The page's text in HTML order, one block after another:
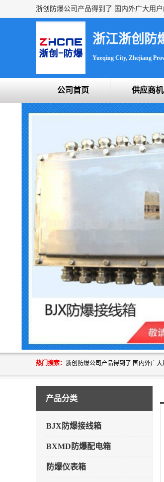
浙江浙创防
Yueqing City, Zhejiang
公司首页 供应商机
热门搜索：
产品分类
BJX防爆接线箱
BXMD防爆配电箱
防爆仪表箱